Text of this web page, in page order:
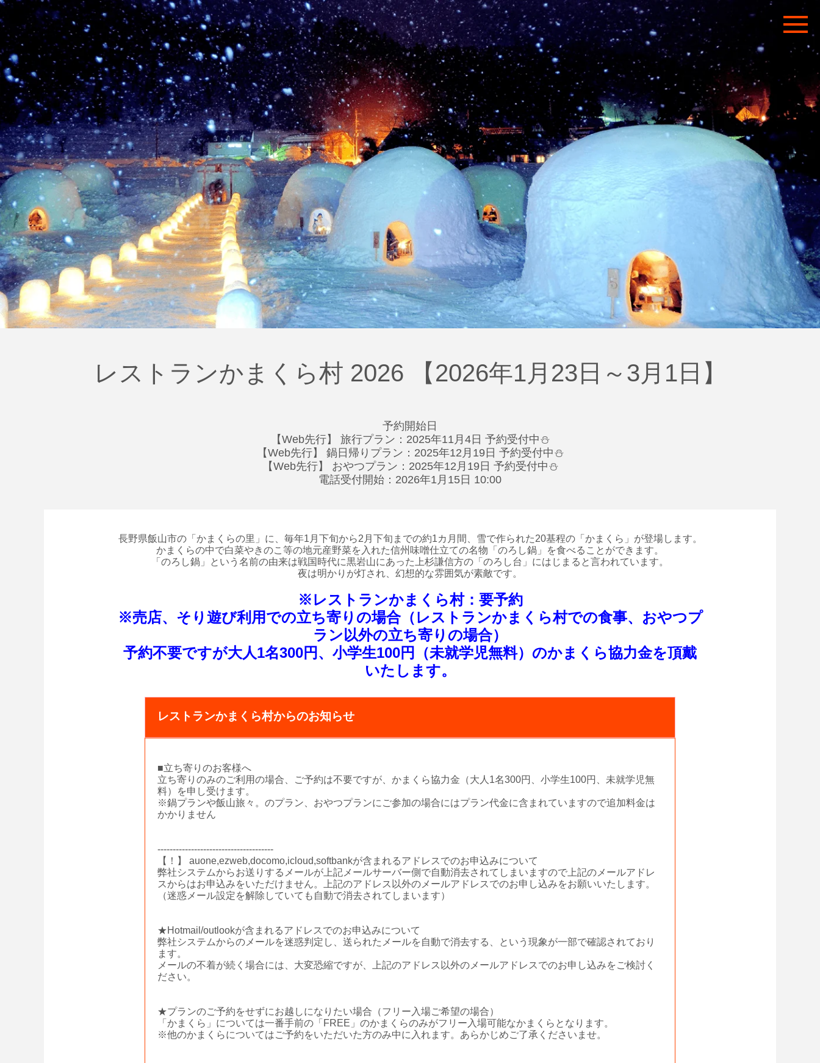
レストランかまくら村 2026 【2026年1月23日～3月1日】
予約開始日
【Web先行】 旅行プラン：2025年11月4日 予約受付中⛄
【Web先行】 鍋日帰りプラン：2025年12月19日 予約受付中⛄
【Web先行】 おやつプラン：2025年12月19日 予約受付中⛄
電話受付開始：2026年1月15日 10:00
長野県飯山市の「かまくらの里」に、毎年1月下旬から2月下旬までの約1カ月間、雪で作られた20基程の「かまくら」が登場します。
かまくらの中で白菜やきのこ等の地元産野菜を入れた信州味噌仕立ての名物「のろし鍋」を食べることができます。
「のろし鍋」という名前の由来は戦国時代に黒岩山にあった上杉謙信方の「のろし台」にはじまると言われています。
夜は明かりが灯され、幻想的な雰囲気が素敵です。
※レストランかまくら村：要予約
※売店、そり遊び利用での立ち寄りの場合（レストランかまくら村での食事、おやつプ
ラン以外の立ち寄りの場合）
予約不要ですが大人1名300円、小学生100円（未就学児無料）のかまくら協力金を頂戴
いたします。
レストランかまくら村からのお知らせ
■立ち寄りのお客様へ
立ち寄りのみのご利用の場合、ご予約は不要ですが、かまくら協力金（大人1名300円、小学生100円、未就学児無
料）を申し受けます。
※鍋プランや飯山旅々。のプラン、おやつプランにご参加の場合にはプラン代金に含まれていますので追加料金は
かかりません
--------------------------------------
【！】 auone,ezweb,docomo,icloud,softbankが含まれるアドレスでのお申込みについて
弊社システムからお送りするメールが上記メールサーバー側で自動消去されてしまいますので上記のメールアドレ
スからはお申込みをいただけません。上記のアドレス以外のメールアドレスでのお申し込みをお願いいたします。
（迷惑メール設定を解除していても自動で消去されてしまいます）
★Hotmail/outlookが含まれるアドレスでのお申込みについて
弊社システムからのメールを迷惑判定し、送られたメールを自動で消去する、という現象が一部で確認されており
ます。
メールの不着が続く場合には、大変恐縮ですが、上記のアドレス以外のメールアドレスでのお申し込みをご検討く
ださい。
★プランのご予約をせずにお越しになりたい場合（フリー入場ご希望の場合）
「かまくら」については一番手前の「FREE」のかまくらのみがフリー入場可能なかまくらとなります。
※他のかまくらについてはご予約をいただいた方のみ中に入れます。あらかじめご了承くださいませ。